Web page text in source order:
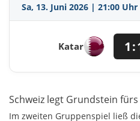
Sa, 13. Juni 2026 | 21:00 Uhr
Katar
Schweiz legt Grundstein
Im zweiten Gruppenspiel ließ